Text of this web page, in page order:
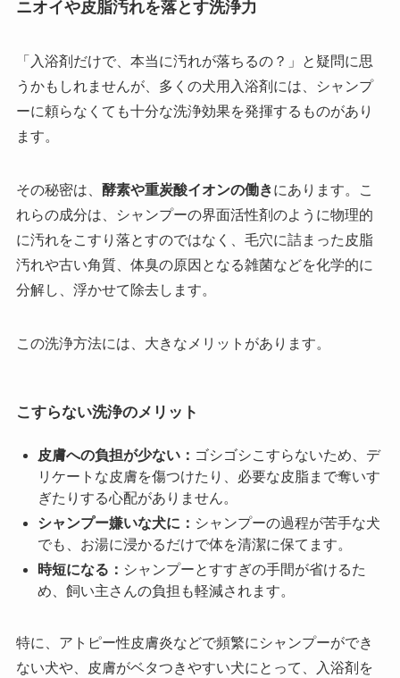
ニオイや皮脂汚れを落とす洗浄力
「入浴剤だけで、本当に汚れが落ちるの？」と疑問に思
うかもしれませんが、多くの犬用入浴剤には、シャンプ
ーに頼らなくても十分な洗浄効果を発揮するものがあり
ます。
その秘密は、 酵素や重炭酸イオンの働きにあります。こ
れらの成分は、シャンプーの界面活性剤のように物理的
に汚れをこすり落とすのではなく、毛穴に詰まった皮脂
汚れや古い角質、体臭の原因となる雑菌などを化学的に
分解し、浮かせて除去します。
この洗浄方法には、大きなメリットがあります。
こすらない洗浄のメリット
皮膚への負担が少ない： ゴシゴシこすらないため、デ
リケートな皮膚を傷つけたり、必要な皮脂まで奪いす
ぎたりする心配がありません。
シャンプー嫌いな犬に： シャンプーの過程が苦手な犬
でも、お湯に浸かるだけで体を清潔に保てます。
時短になる： シャンプーとすすぎの手間が省けるた
め、飼い主さんの負担も軽減されます。
特に、アトピー性皮膚炎などで頻繁にシャンプーができ
ない犬や、皮膚がベタつきやすい犬にとって、入浴剤を